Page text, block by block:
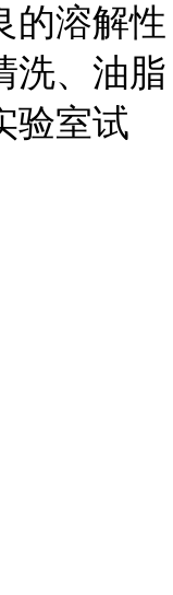
的溶解性
洗、油脂
验室试